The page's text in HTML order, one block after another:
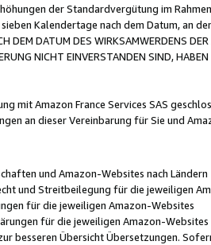
der Standardvergütung im
Kalendertage nach dem Datum, an
DEM DATUM DES WIRKSAMWERDENS
NICHT EINVERSTANDEN SIND,
mit Amazon France Services SAS
an dieser Vereinbarung für Sie und
und Amazon-Websites nach Ländern
und Streitbeilegung für die jeweiligen
für die jeweiligen Amazon-Websites
für die jeweiligen Amazon-Websites
besseren Übersicht Übersetzungen.